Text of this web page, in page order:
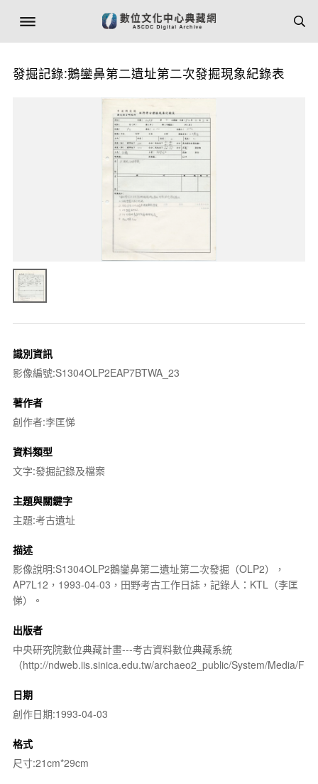
發掘記錄:鵝鑾鼻第二遺址第二次發掘現象紀錄表
識別資訊
影像編號:S1304OLP2EAP7BTWA_23
著作者
創作者:李匡悌
資料類型
文字:發掘記錄及檔案
主題與關鍵字
主題:考古遺址
描述
影像說明:S1304OLP2鵝鑾鼻第二遺址第二次發掘（OLP2），
AP7L12，1993-04-03，田野考古工作日誌，記錄人：KTL（李匡
悌）。
出版者
中央研究院數位典藏計畫---考古資料數位典藏系統
（http://ndweb.iis.sinica.edu.tw/archaeo2_public/System/Media/
日期
創作日期:1993-04-03
格式
尺寸:21cm*29cm